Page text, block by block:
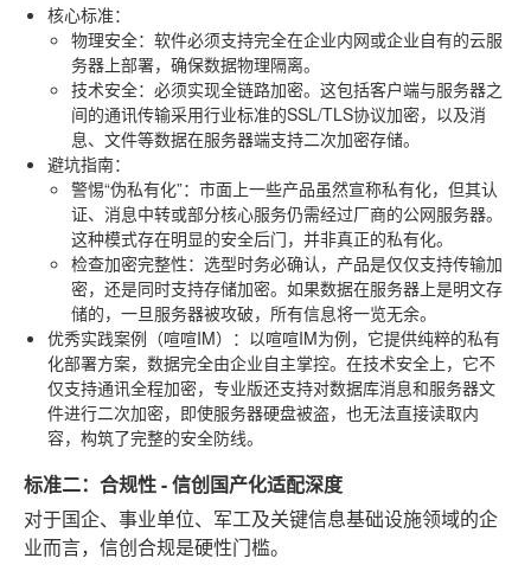
核心标准：
物理安全：软件必须支持完全在企业内网或企业自有的云服
务器上部署，确保数据物理隔离。
技术安全：必须实现全链路加密。这包括客户端与服务器之
间的通讯传输采用行业标准的SSL/TLS协议加密，以及消
息、文件等数据在服务器端支持二次加密存储。
避坑指南：
警惕“伪私有化”：市面上一些产品虽然宣称私有化，但其认
证、消息中转或部分核心服务仍需经过厂商的公网服务器。
这种模式存在明显的安全后门，并非真正的私有化。
检查加密完整性：选型时务必确认，产品是仅仅支持传输加
密，还是同时支持存储加密。如果数据在服务器上是明文存
储的，一旦服务器被攻破，所有信息将一览无余。
优秀实践案例（喧喧IM） ：以喧喧IM为例，它提供纯粹的私有
化部署方案，数据完全由企业自主掌控。在技术安全上，它不
仅支持通讯全程加密，专业版还支持对数据库消息和服务器文
件进行二次加密，即使服务器硬盘被盗，也无法直接读取内
容，构筑了完整的安全防线。
标准二：合规性 - 信创国产化适配深度
对于国企、事业单位、军工及关键信息基础设施领域的企
业而言，信创合规是硬性门槛。